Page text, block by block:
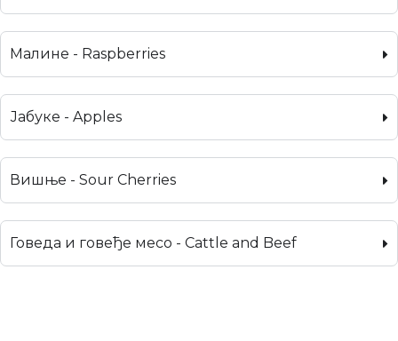
Малине - Raspberries
Јабуке - Apples
Вишње - Sour Cherries
Говеда и говеђе месо - Cattle and Beef